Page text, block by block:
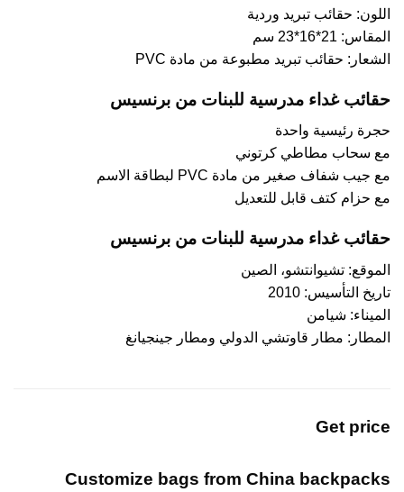
اللون: حقائب تبريد وردية
المقاس: 21*16*23 سم
الشعار: حقائب تبريد مطبوعة من مادة PVC
حقائب غداء مدرسية للبنات من برنسيس
حجرة رئيسية واحدة
مع سحاب مطاطي كرتوني
مع جيب شفاف صغير من مادة PVC لبطاقة الاسم
مع حزام كتف قابل للتعديل
حقائب غداء مدرسية للبنات من برنسيس
الموقع: تشيوانتشو، الصين
تاريخ التأسيس: 2010
الميناء: شيامن
المطار: مطار قاوتشي الدولي ومطار جينجيانغ
Get price
Customize bags from China backpacks